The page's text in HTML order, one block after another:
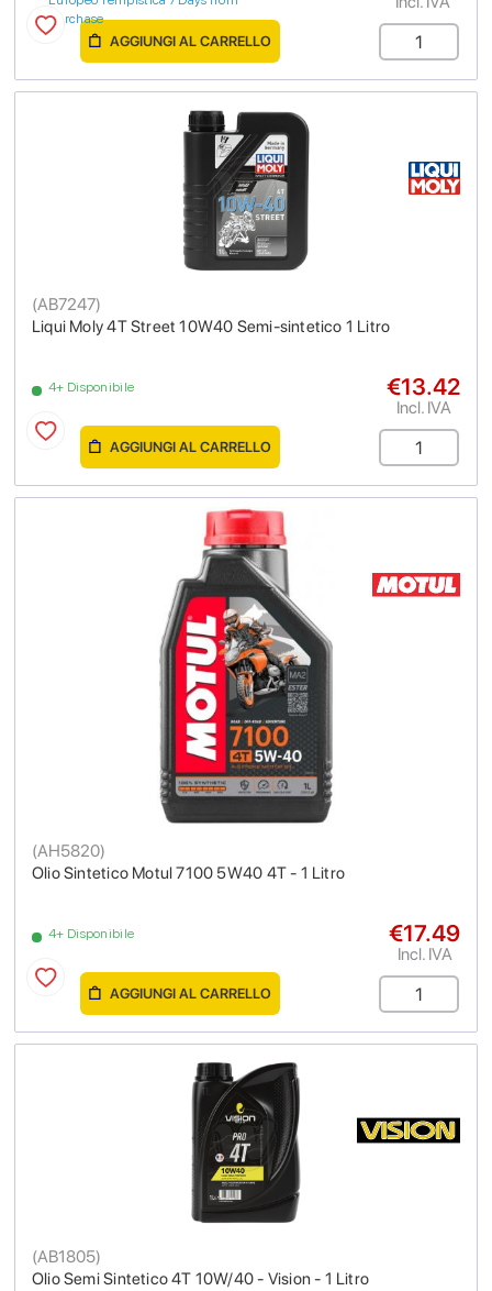
purchase
AGGIUNGI AL CARRELLO
Liqui Moly 4T Street 10W40 Semi-sintetico 1 Litro
(AB7247)
4+ Disponibile €13.42
Incl. IVA
AGGIUNGI AL CARRELLO
Olio Sintetico Motul 7100 5W40 4T - 1 Litro
(AH5820)
4+ Disponibile €17.49
Incl. IVA
AGGIUNGI AL CARRELLO
Olio Semi Sintetico 4T 10W/40 - Vision - 1 Litro
(AB1805)